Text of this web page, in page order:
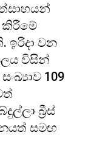
කිරීමේ
ඉරිදා වන
විසින්
109
බ්‍රීස්
සමඟ